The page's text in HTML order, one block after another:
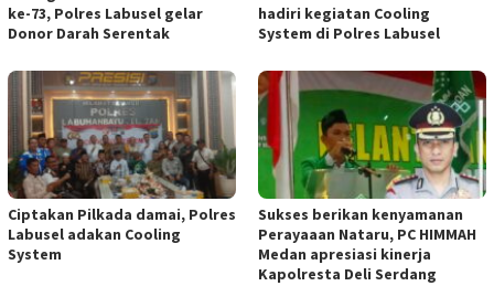
ke-73, Polres Labusel gelar
Donor Darah Serentak
hadiri kegiatan Cooling
System di Polres Labusel
Ciptakan Pilkada damai, Polres
Labusel adakan Cooling
System
Sukses berikan kenyamanan
Perayaaan Nataru, PC HIMMAH
Medan apresiasi kinerja
Kapolresta Deli Serdang